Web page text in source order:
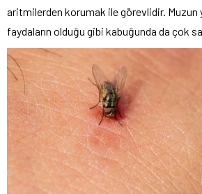
aritmilerden korumak ile görevlidir. Muzun
faydaların olduğu gibi kabuğunda da çok